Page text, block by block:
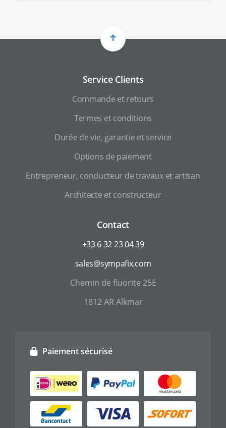
Service Clients
Commande et retours
Termes et conditions
Durée de vie, garantie et service
Options de paiement
Entrepreneur, conducteur de travaux et artisan
Architecte et constructeur
Contact
+33 6 32 23 04 39
sales@sympafix.com
Chemin de fluorite 25E
1812 AR Alkmar
Paiement sécurisé